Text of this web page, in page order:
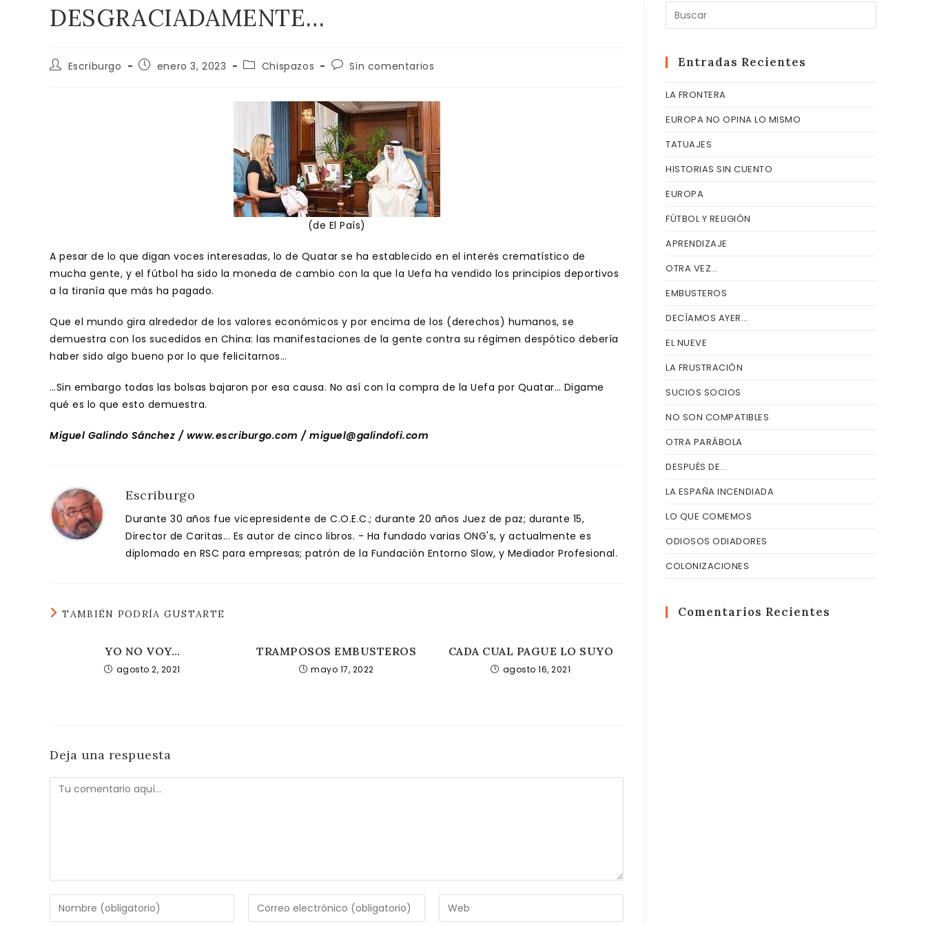
DESGRACIADAMENTE…
AutorEscriburgo
Publicación
enero 3, 2023
Categoría
entrada:
Chispazos
Comentarios
entrada:
Sin comentarios
(de El País)
A pesar de lo que digan voces interesadas, lo de Quatar se ha establecido en el interés crematístico de
mucha gente, y el fútbol ha sido la moneda de cambio con la que la Uefa ha vendido los principios deportivos
a la tiranía que más ha pagado.
Que el mundo gira alrededor de los valores económicos y por encima de los (derechos) humanos, se
demuestra con los sucedidos en China: las manifestaciones de la gente contra su régimen despótico debería
haber sido algo bueno por lo que felicitarnos…
…Sin embargo todas las bolsas bajaron por esa causa. No así con la compra de la Uefa por Quatar… Digame
qué es lo que esto demuestra.
Miguel Galindo Sánchez / www.escriburgo.com / miguel@galindofi.com
Escriburgo
Durante 30 años fue vicepresidente de C.O.E.C.; durante 20 años Juez de paz; durante 15,
Director de Caritas... Es autor de cinco libros. - Ha fundado varias ONG's, y actualmente es
diplomado en RSC para empresas; patrón de la Fundación Entorno Slow, y Mediador Profesional.
TAMBIÉN PODRÍA GUSTARTE
YO NO VOY…
agosto 2, 2021
TRAMPOSOS EMBUSTEROS
mayo 17, 2022
CADA CUAL PAGUE LO SUYO
agosto 16, 2021
Deja una respuesta
Comentario
Introduce
tu
Introduce
tu
Introduce
la
Escape
Entradas Recientes
LA FRONTERA
EUROPA NO OPINA LO MISMO
TATUAJES
HISTORIAS SIN CUENTO
EUROPA
FÚTBOL Y RELIGIÓN
APRENDIZAJE
OTRA VEZ…
EMBUSTEROS
DECÍAMOS AYER…
EL NUEVE
LA FRUSTRACIÓN
SUCIOS SOCIOS
NO SON COMPATIBLES
OTRA PARÁBOLA
DESPUÉS DE…
LA ESPAÑA INCENDIADA
LO QUE COMEMOS
ODIOSOS ODIADORES
COLONIZACIONES
Comentarios Recientes